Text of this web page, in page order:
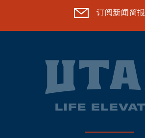
订阅新闻简报